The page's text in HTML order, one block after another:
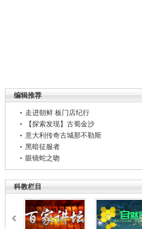
编辑推荐
走进朝鲜 板门店纪行
【探索发现】古蜀金沙
意大利传奇古城那不勒斯
黑暗征服者
眼镜蛇之吻
科教栏目